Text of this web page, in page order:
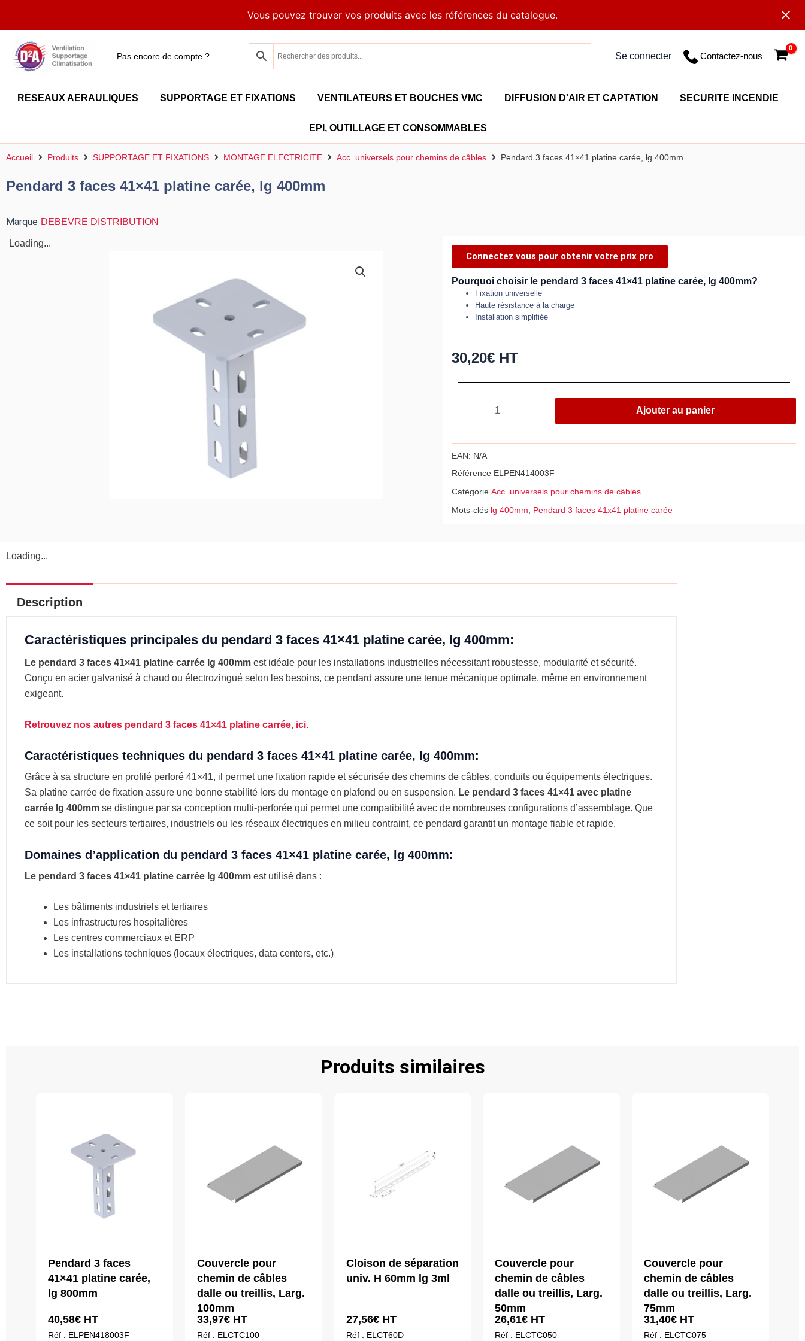
Vous pouvez trouver vos produits avec les références du catalogue.
Pas encore de compte ? Se connecter Contactez-nous
RESEAUX AERAULIQUES SUPPORTAGE ET FIXATIONS VENTILATEURS ET BOUCHES VMC DIFFUSION D'AIR ET CAPTATION SECURITE INCENDIE
EPI, OUTILLAGE ET CONSOMMABLES
Accueil Produits SUPPORTAGE ET FIXATIONS MONTAGE ELECTRICITE Acc. universels pour chemins de câbles Pendard 3 faces 41×41 platine carée, lg 400mm
Pendard 3 faces 41×41 platine carée, lg 400mm
Marque DEBEVRE DISTRIBUTION
Loading...
Connectez vous pour obtenir votre prix pro
Pourquoi choisir le pendard 3 faces 41×41 platine carée, lg 400mm?
Fixation universelle
Haute résistance à la charge
Installation simplifiée
30,20€ HT
3
platine
carée,
Ajouter au panier
EAN: N/A
Référence ELPEN414003F
Catégorie Acc. universels pour chemins de câbles
Mots-clés lg 400mm Pendard 3 faces 41x41 platine carée
Loading...
Description
Caractéristiques principales du pendard 3 faces 41×41 platine carée, lg 400mm:
Le pendard 3 faces 41×41 platine carrée lg 400mm est idéale pour les installations industrielles nécessitant robustesse, modularité et sécurité.
Conçu en acier galvanisé à chaud ou électrozingué selon les besoins, ce pendard assure une tenue mécanique optimale, même en environnement
exigeant.
Retrouvez nos autres pendard 3 faces 41×41 platine carrée, ici.
Caractéristiques techniques du pendard 3 faces 41×41 platine carée, lg 400mm:
Grâce à sa structure en profilé perforé 41×41, il permet une fixation rapide et sécurisée des chemins de câbles, conduits ou équipements électriques.
Sa platine carrée de fixation assure une bonne stabilité lors du montage en plafond ou en suspension. Le pendard 3 faces 41×41 avec platine
carrée lg 400mm se distingue par sa conception multi-perforée qui permet une compatibilité avec de nombreuses configurations d’assemblage. Que
ce soit pour les secteurs tertiaires, industriels ou les réseaux électriques en milieu contraint, ce pendard garantit un montage fiable et rapide.
Domaines d’application du pendard 3 faces 41×41 platine carée, lg 400mm:
Le pendard 3 faces 41×41 platine carrée lg 400mm est utilisé dans :
Les bâtiments industriels et tertiaires
Les infrastructures hospitalières
Les centres commerciaux et ERP
Les installations techniques (locaux électriques, data centers, etc.)
Produits similaires
Pendard 3 faces
41×41 platine carée,
lg 800mm
40,58€ HT
Réf : ELPEN418003F
Couvercle pour
chemin de câbles
dalle ou treillis, Larg.
100mm
33,97€HT
Réf : ELCTC100
Cloison de séparation
univ. H 60mm lg 3ml
27,56€HT
Réf : ELCT60D
Couvercle pour
chemin de câbles
dalle ou treillis, Larg.
50mm
26,61€ HT
Réf : ELCTC050
Couvercle pour
chemin de câbles
dalle ou treillis, Larg.
75mm
31,40€ HT
Réf : ELCTC075